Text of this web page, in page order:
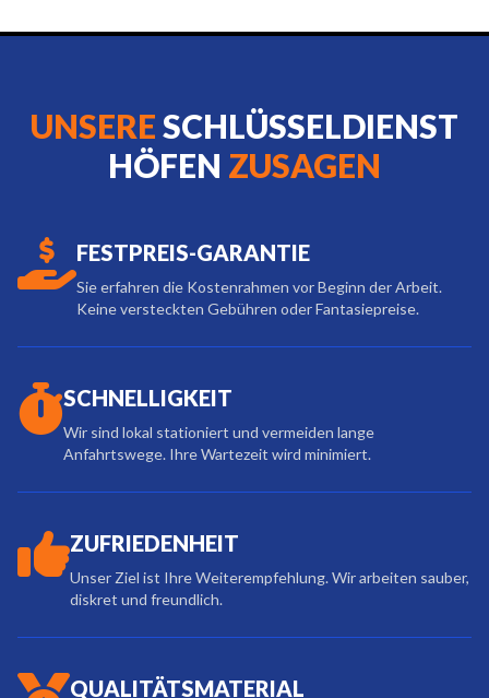
UNSERESCHLÜSSELDIENST
HÖFEN ZUSAGEN
FESTPREIS-GARANTIE
Sie erfahren die Kostenrahmen vor Beginn der Arbeit.
Keine versteckten Gebühren oder Fantasiepreise.
SCHNELLIGKEIT
Wir sind lokal stationiert und vermeiden lange
Anfahrtswege. Ihre Wartezeit wird minimiert.
ZUFRIEDENHEIT
Unser Ziel ist Ihre Weiterempfehlung. Wir arbeiten sauber,
diskret und freundlich.
QUALITÄTSMATERIAL